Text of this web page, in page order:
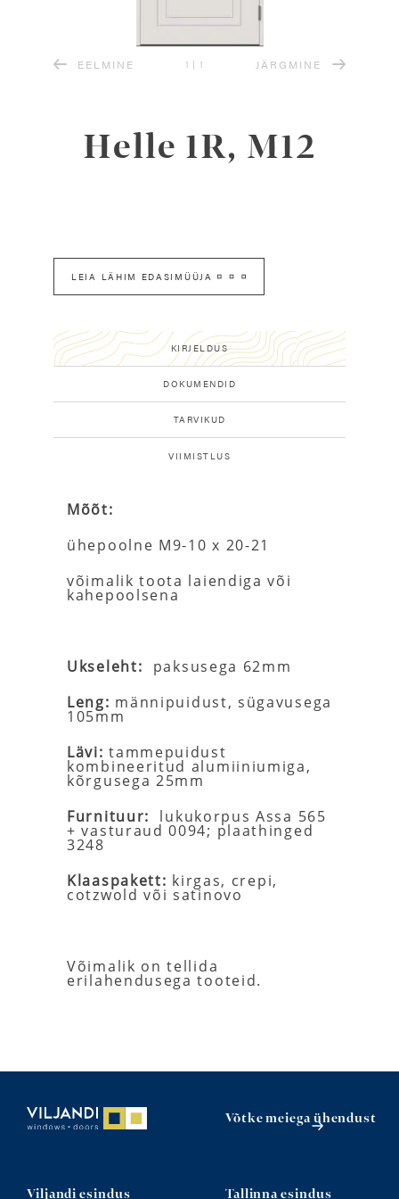
EELMINE 1 | 1 JÄRGMINE
Helle 1R, M12
LEIA LÄHIM EDASIMÜÜJA
KIRJELDUS
DOKUMENDID
TARVIKUD
VIIMISTLUS
Mõõt:
ühepoolne M9-10 x 20-21
võimalik toota laiendiga või
kahepoolsena
Ukseleht: paksusega 62mm
Leng: männipuidust, sügavusega
105mm
Lävi: tammepuidust
kombineeritud alumiiniumiga,
kõrgusega 25mm
Furnituur: lukukorpus Assa 565
+ vasturaud 0094; plaathinged
3248
Klaaspakett: kirgas, crepi,
cotzwold või satinovo
Võimalik on tellida
erilahendusega tooteid.
Võtke meiega ühendust
Viljandi esindus Tallinna esindus